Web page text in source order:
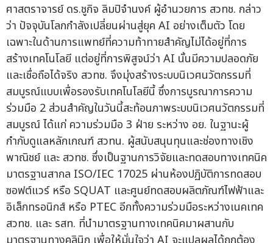
ศาสตราจารย์ ดร.ชูกิจ ลิมปิจำนงค์ ผู้อำนวยการ สวทช. กล่าว
ว่า ปัจจุบันโลกกำลังเปลี่ยนผ่านสู่ยุค AI อย่างเต็มตัว โดย
เฉพาะในด้านการแพทย์ที่ความท้าทายสำคัญไม่ได้อยู่ที่การ
สร้างเทคโนโลยี แต่อยู่ที่การพิสูจน์ว่า AI นั้นมีความปลอดภัย
และเชื่อถือได้จริง สวทช. จึงมุ่งสร้างระบบนิเวศนวัตกรรมที่
สมบูรณ์แบบเพื่อรองรับเทคโนโลยีนี้ ซึ่งการบูรณาการความ
ร่วมมือ 2 ส่วนสำคัญในวันนี้สะท้อนภาพระบบนิเวศนวัตกรรมที่
สมบูรณ์ ได้แก่ ความร่วมมือ 3 ฝ่าย ระหว่าง อย. ในฐานะผู้
กำกับดูแลหลักเกณฑ์ สวทน. ผู้สนับสนุนทุนและช่องทางเชิง
พาณิชย์ และ สวทช. ซึ่งเป็นฐานการวิจัยและทดสอบทางเทคนิค
มาตรฐานสากล ISO/IEC 17025 ผ่านห้องปฏิบัติการทดสอบ
ซอฟต์แวร์ หรือ SQUAT และศูนย์ทดสอบผลิตภัณฑ์ไฟฟ้าและ
อิเล็กทรอนิกส์ หรือ PTEC อีกทั้งความร่วมมือระหว่างเนคเทค
สวทช. และ รสท. ที่นำมาตรฐานทางเทคนิคมาผสานกับ